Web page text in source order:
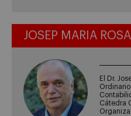
JOSEP MARIA
El Dr.
Cátedra